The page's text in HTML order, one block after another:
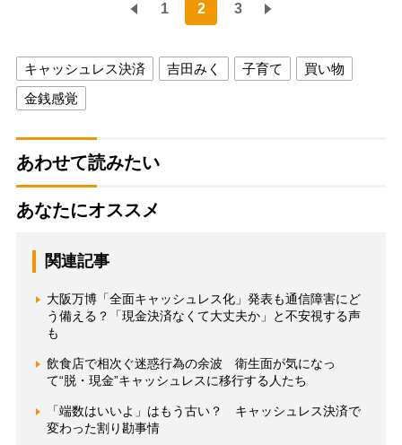
1 2 3
キャッシュレス決済 吉田みく 子育て
買い物
金銭感覚
あわせて読みたい
あなたにオススメ
関連記事
大阪万博「全面キャッシュレス化」発表も通信障害にど
う備える？「現金決済なくて大丈夫か」と不安視する声
も
飲食店で相次ぐ迷惑行為の余波 衛生面が気になっ
て“脱・現金”キャッシュレスに移行する人たち
「端数はいいよ」はもう古い？ キャッシュレス決済で
変わった割り勘事情